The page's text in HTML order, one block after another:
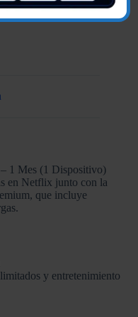
NETFLIX,
1 Mes (1 Dispositivo)
en Netflix junto con la
que incluye
y entretenimiento